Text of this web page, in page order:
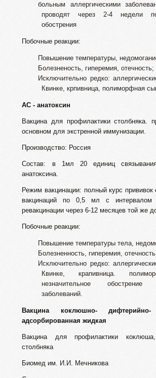
больным аллергическими
проводят через 2-4 недели
обострения
Побочные реакции:
Повышение температуры,
Болезненость, гиперемия, отечность;
Исключительно редко:
Квинке, крпивница, полиморфная
АС - анатоксин
Вакцина для профилактики столбняка.
основном для экстренной иммунизации.
Производство: Россия
Состав: в 1мл 20 единиц связывания
анатоксина.
Режим вакцинации: полный курс прививок
вакцинаций по 0,5 мл с
ревакцинации через 6-12 месяцев той же
Побочные реакции:
Повышение температуры тела,
Болезненность, гиперемия, отечность
Исключительно редко:
Квинке, крапивница.
незначительное обострение
заболеваний.
Вакцина коклюшно- дифтерийно-
адсорбированная жидкая
Вакцина для профилактики
столбняка
Биомед им. И.И. Мечникова